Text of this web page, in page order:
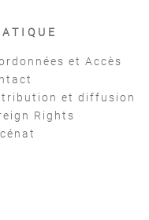
et Accès
et diffusion
Rights